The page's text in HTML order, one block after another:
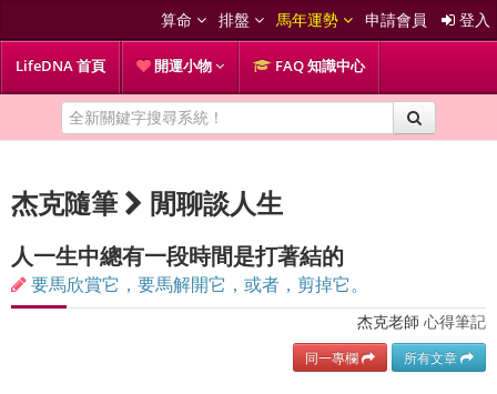
算命 排盤 馬年運勢 申請會員 登入
LifeDNA 首頁 開運小物 FAQ 知識中心
杰克隨筆 閒聊談人生
人一生中總有一段時間是打著結的
要馬欣賞它，要馬解開它，或者，剪掉它。
杰克老師 心得筆記
同一專欄 所有文章